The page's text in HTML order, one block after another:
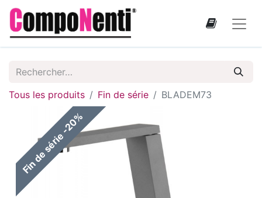
Tous les produits Fin de série BLADEM73
Fin de série -20%